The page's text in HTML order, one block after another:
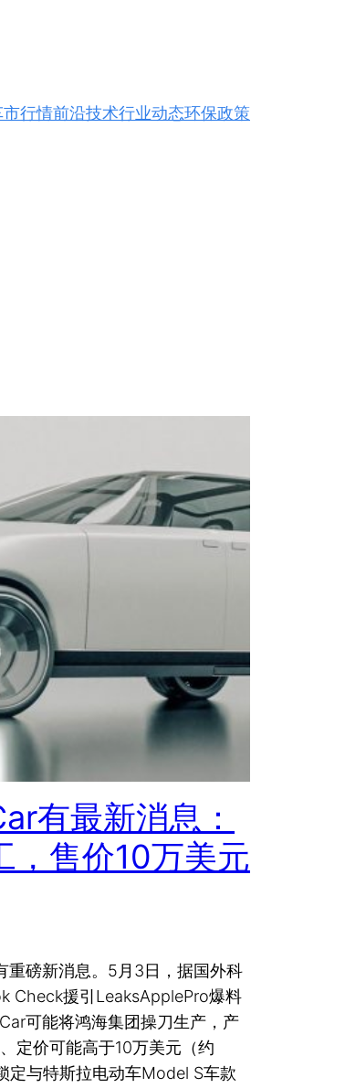
市行情前沿技术行业动态环保政策
有最新消息：
，售价10万美元
重磅新消息。5月3日，据国外科
Check援引LeaksApplePro爆料
可能将鸿海集团操刀生产，产
定价可能高于10万美元（约
定与特斯拉电动车Model S车款